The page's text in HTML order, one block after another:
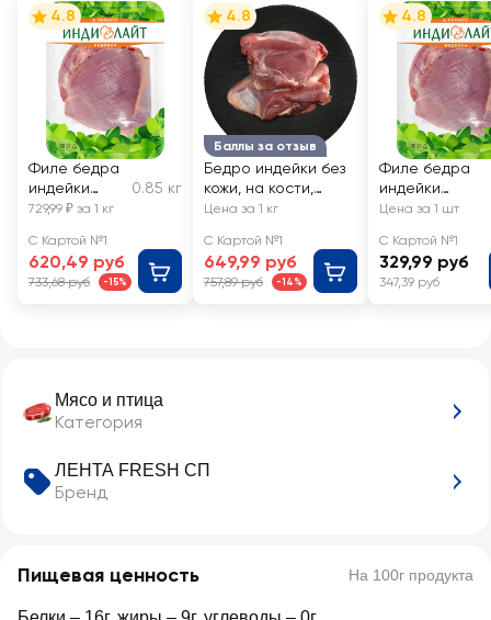
Мясо и птица
Категория
ЛЕНТА FRESH СП
Бренд
Пищевая ценность На 100г продукта
4.8
Филе бедра
индейки
ИНДИЛАЙТ,
0.85 кг
729,99 ₽ за 1 кг
С Картой №1
620,49 руб
733,68 руб -15%
Баллы за отзыв
4.8
Бедро индейки без
кожи, на кости,
весовое
Цена за 1 кг
С Картой №1
649,99 руб
757,89 руб -14%
4.8
Филе бедра
индейки
ИНДИЛАЙТ
Цена за 1 шт
С Картой №1
329,99 руб
347,39 руб